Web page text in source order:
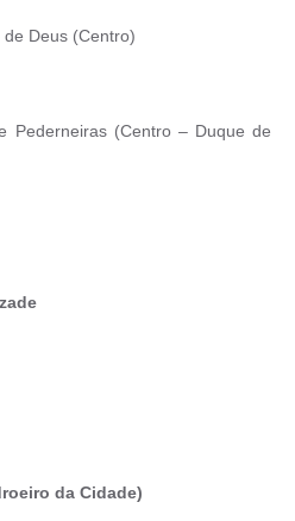
Deus (Centro)
Pederneiras (Centro – Duque de
da Cidade)